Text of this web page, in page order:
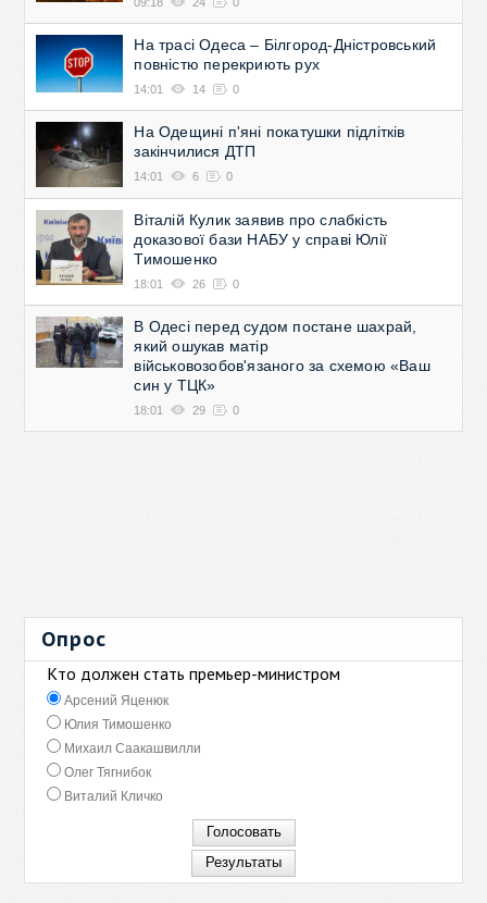
На трасі Одеса – Білгород-Дністровський
повністю перекриють рух
14:01 14 0
На Одещині п'яні покатушки підлітків
закінчилися ДТП
14:01 6 0
Віталій Кулик заявив про слабкість
доказової бази НАБУ у справі Юлії
Тимошенко
18:01 26 0
В Одесі перед судом постане шахрай,
який ошукав матір
військовозобов'язаного за схемою «Ваш
син у ТЦК»
18:01 29 0
Опрос
Кто должен стать премьер-министром
Арсений Яценюк
Юлия Тимошенко
Михаил Саакашвилли
Олег Тягнибок
Виталий Кличко